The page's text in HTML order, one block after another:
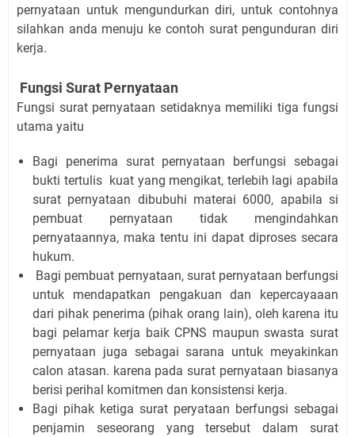
pernyataan untuk mengundurkan diri, untuk contohnya
silahkan anda menuju ke contoh surat pengunduran diri
kerja.
Fungsi Surat Pernyataan
Fungsi surat pernyataan setidaknya memiliki tiga fungsi
utama yaitu
Bagi penerima surat pernyataan berfungsi sebagai
bukti tertulis kuat yang mengikat, terlebih lagi apabila
surat pernyataan dibubuhi materai 6000, apabila si
pembuat pernyataan tidak mengindahkan
pernyataannya, maka tentu ini dapat diproses secara
hukum.
Bagi pembuat pernyataan, surat pernyataan berfungsi
untuk mendapatkan pengakuan dan kepercayaaan
dari pihak penerima (pihak orang lain), oleh karena itu
bagi pelamar kerja baik CPNS maupun swasta surat
pernyataan juga sebagai sarana untuk meyakinkan
calon atasan. karena pada surat pernyataan biasanya
berisi perihal komitmen dan konsistensi kerja.
Bagi pihak ketiga surat peryataan berfungsi sebagai
penjamin seseorang yang tersebut dalam surat